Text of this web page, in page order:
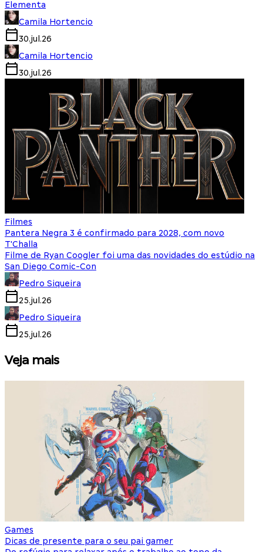
Elementa
Camila Hortencio
30.jul.26
Camila Hortencio
30.jul.26
Filmes
Pantera Negra 3 é confirmado para 2028, com novo
T'Challa
Filme de Ryan Coogler foi uma das novidades do estúdio na
San Diego Comic-Con
Pedro Siqueira
25.jul.26
Pedro Siqueira
25.jul.26
Veja mais
Games
Dicas de presente para o seu pai gamer